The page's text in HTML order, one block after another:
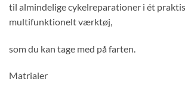
til almindelige cykelreparationer i ét
multifunktionelt værktøj,
som du kan tage med på farten.
Matrialer